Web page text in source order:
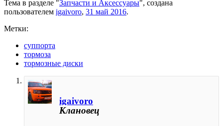
Тема в разделе "Запчасти и Аксессуары", создана
пользователем igaivoro, 31 май 2016.
Метки:
суппорта
тормоза
тормозные диски
igaivoro
Клановец